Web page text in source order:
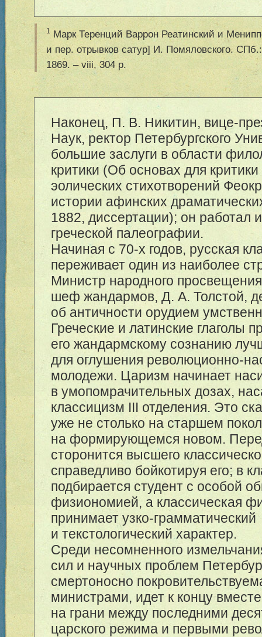
1 Марк Теренций Варрон Реатинский и
и пер. отрывков сатур] И. Помяловского.
1869. – viii, 304 p.
Наконец, П. В. Никитин, вице-
Наук, ректор Петербургского
большие заслуги в области
критики (Об основах для критики
эолических стихотворений
истории афинских
1882, диссертации); он работал
греческой палеографии.
Начиная с 70-х годов, русская
переживает один из наиболее
Министр народного
шеф жандармов, Д. А. Толстой,
об античности орудием
Греческие и латинские глаголы
его жандармскому сознанию
для оглушения революционно-
молодежи. Царизм начинает
в умопомрачительных дозах,
классицизм III отделения. Это
уже не столько на старшем
на формирующемся новом.
сторонится высшего
справедливо бойкотируя его; в
подбирается студент с особой
физиономией, а классическая
принимает узко-грамматический
и текстологический характер.
Среди несомненного
сил и научных проблем
смертоносно
министрами, идет к концу
на грани между последними
царского режима и первыми